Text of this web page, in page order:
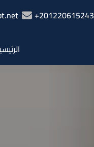
201220615243+